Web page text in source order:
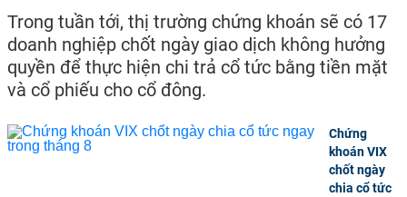
Trong tuần tới, thị trường chứng khoán sẽ có 17
doanh nghiệp chốt ngày giao dịch không hưởng
quyền để thực hiện chi trả cổ tức bằng tiền mặt
và cổ phiếu cho cổ đông.
Chứng
khoán VIX
chốt ngày
chia cổ tức